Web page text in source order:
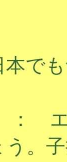
で
エビ
。